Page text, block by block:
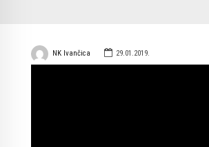
NK Ivančica 29.01.2019.